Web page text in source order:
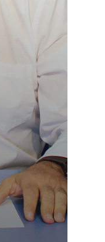
Castilla-La
Toledo
Ciudad Real
Albacete
Cuenca
Guadalajara
Talavera
Sanidad
Economía
Educación
Cultura
Deportes
Ambiente
Rural